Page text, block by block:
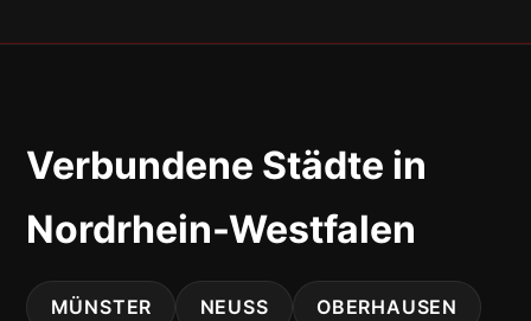
Verbundene Städte in
Nordrhein-Westfalen
MÜNSTER NEUSS OBERHAUSEN